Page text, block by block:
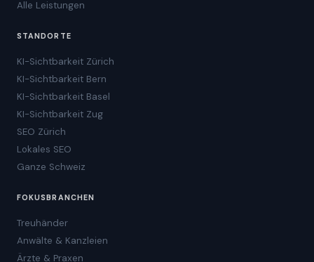
Alle Leistungen
STANDORTE
KI-Sichtbarkeit Zürich
KI-Sichtbarkeit Bern
KI-Sichtbarkeit Basel
KI-Sichtbarkeit Zug
SEO Zürich
Lokales SEO
Ganze Schweiz
FOKUSBRANCHEN
Treuhänder
Anwälte & Kanzleien
Ärzte & Praxen